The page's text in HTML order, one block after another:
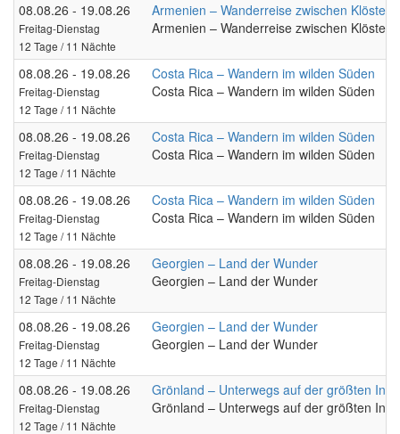
08.08.26 - 19.08.26
Freitag-Dienstag
12 Tage / 11 Nächte
Armenien – Wanderreise zwischen
Armenien – Wanderreise zwischen
08.08.26 - 19.08.26
Freitag-Dienstag
12 Tage / 11 Nächte
Costa Rica – Wandern im wilden Süden
Costa Rica – Wandern im wilden Süden
08.08.26 - 19.08.26
Freitag-Dienstag
12 Tage / 11 Nächte
Costa Rica – Wandern im wilden Süden
Costa Rica – Wandern im wilden Süden
08.08.26 - 19.08.26
Freitag-Dienstag
12 Tage / 11 Nächte
Costa Rica – Wandern im wilden Süden
Costa Rica – Wandern im wilden Süden
08.08.26 - 19.08.26
Freitag-Dienstag
12 Tage / 11 Nächte
Georgien – Land der Wunder
Georgien – Land der Wunder
08.08.26 - 19.08.26
Freitag-Dienstag
12 Tage / 11 Nächte
Georgien – Land der Wunder
Georgien – Land der Wunder
08.08.26 - 19.08.26
Freitag-Dienstag
12 Tage / 11 Nächte
Grönland – Unterwegs auf der größten
Grönland – Unterwegs auf der größten